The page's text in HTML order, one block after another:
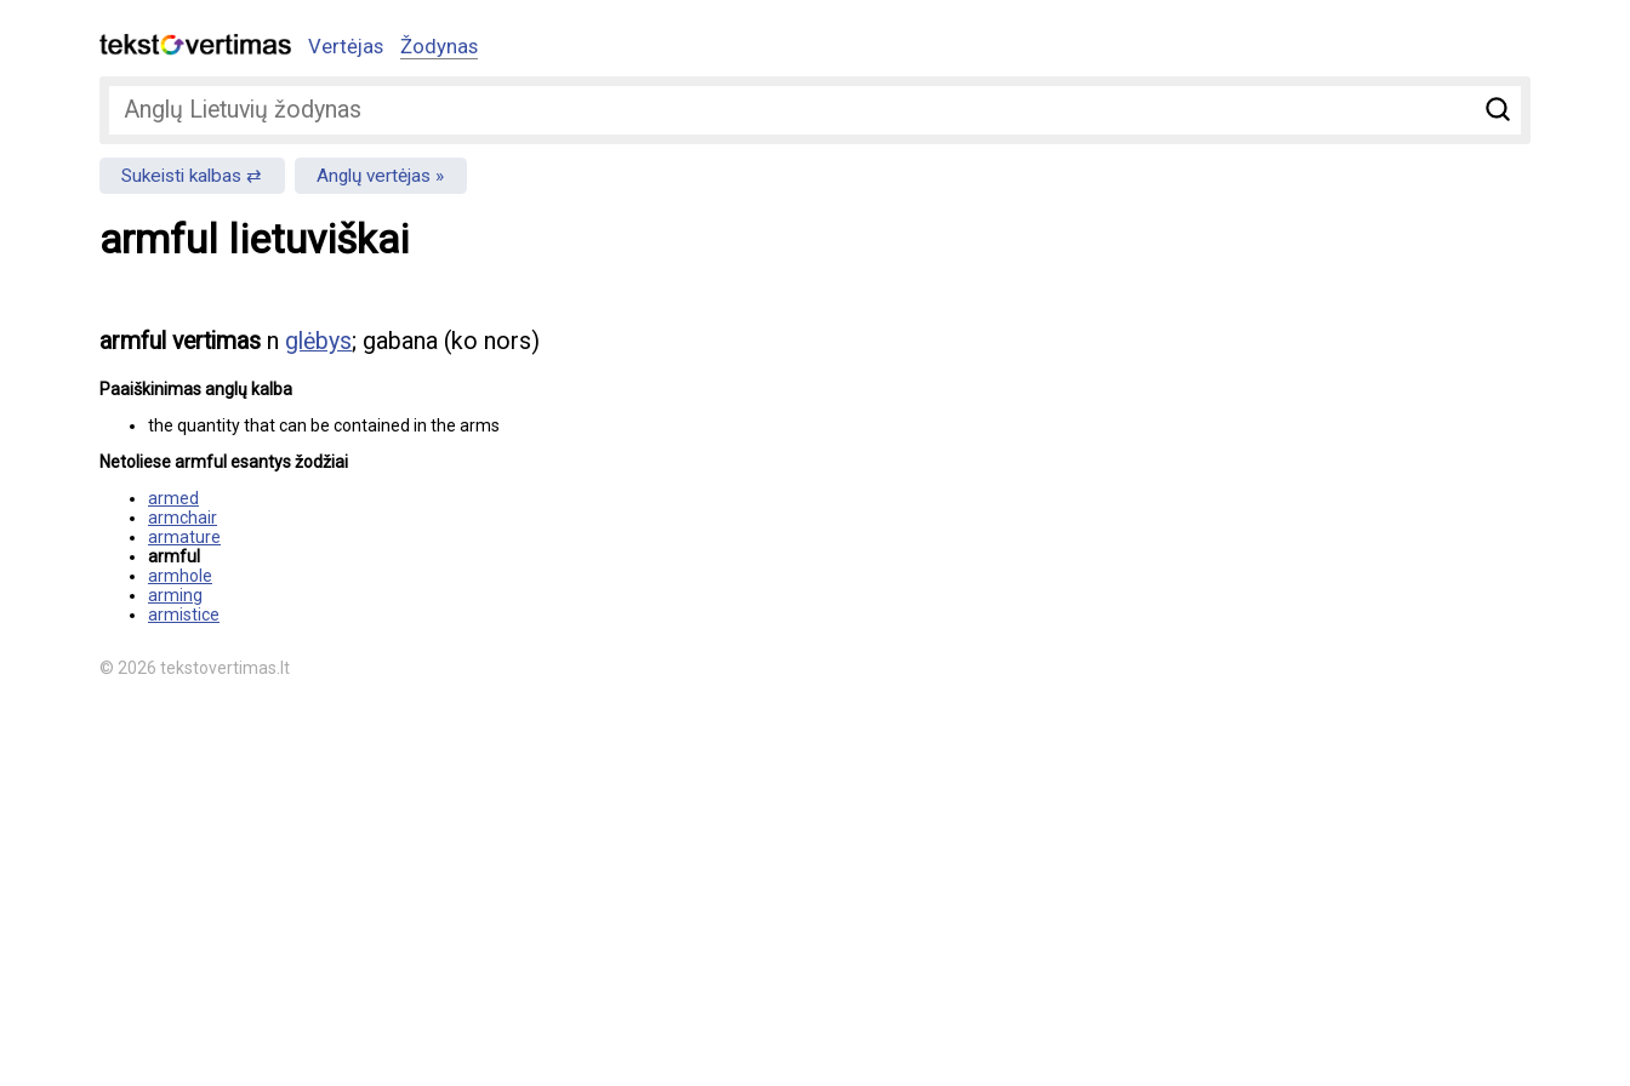
Vertėjas Žodynas
Sukeisti kalbas Anglų vertėjas
armful lietuviškai
armful vertimas n glėbys; gabana (ko nors)
Paaiškinimas anglų kalba
the quantity that can be contained in the arms
Netoliese armful esantys žodžiai
armed
armchair
armature
armful
armhole
arming
armistice
© 2026 tekstovertimas.lt